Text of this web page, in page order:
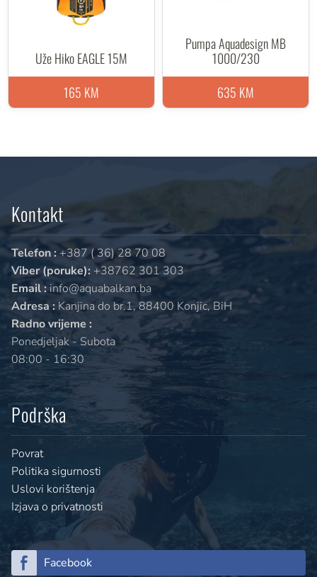
Uže Hiko EAGLE 15M
165 KM
Pumpa Aquadesign MB
1000/230
635 KM
Kontakt
Telefon : +387 ( 36) 28 70 08
Viber (poruke): +38762 301 303
Email :info@aquabalkan.ba
Adresa : Kanjina do br.1, 88400 Konjic, BiH
Radno vrijeme :
Ponedjeljak - Subota
08:00 - 16:30
Podrška
Povrat
Politika sigurnosti
Uslovi korištenja
Izjava o privatnosti
Facebook